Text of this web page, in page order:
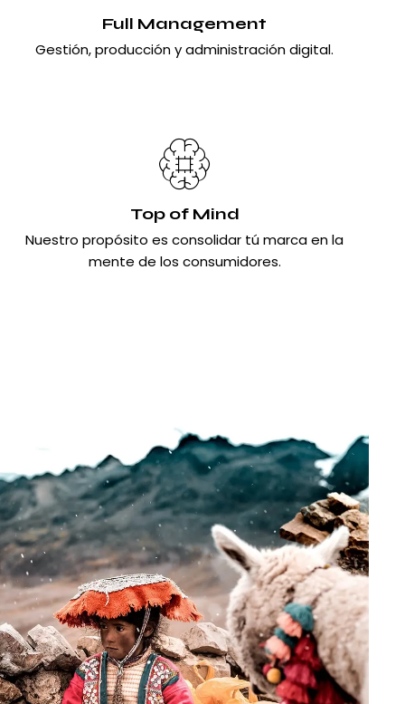
Full Management
Gestión, producción y administración digital.
Top of Mind
Nuestro propósito es consolidar tú marca en la
mente de los consumidores.